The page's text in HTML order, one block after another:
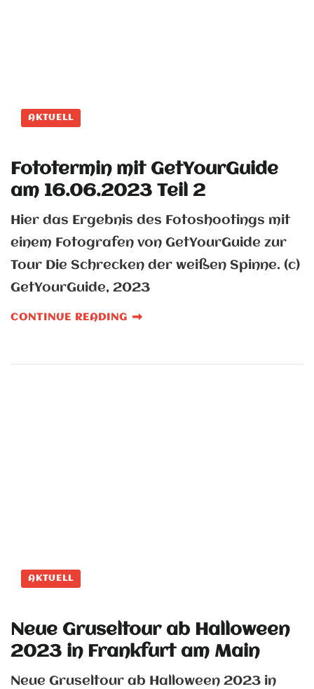
AKTUELL
Fototermin mit GetYourGuide
am 16.06.2023 Teil 2
Hier das Ergebnis des Fotoshootings mit
einem Fotografen von GetYourGuide zur
Tour Die Schrecken der weißen Spinne. (c)
GetYourGuide, 2023
CONTINUE READING
AKTUELL
Neue Gruseltour ab Halloween
2023 in Frankfurt am Main
Neue Gruseltour ab Halloween 2023 in